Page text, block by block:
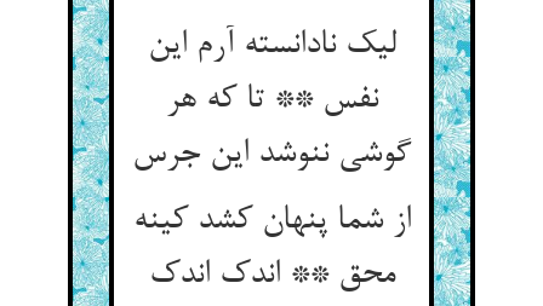
لیک نادانسته آرم این
نفس ** تا که هر
گوشی ننوشد این جرس
از شما پنهان کشد کینه
محق ** اندک اندک